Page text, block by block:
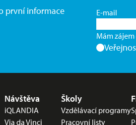
první informace
E-mail
Mám
Nabídka v zápatí
Návštěva
iQLANDIA
Via da Vinci
Školy
Vzdělávací programy
Pracovní listy